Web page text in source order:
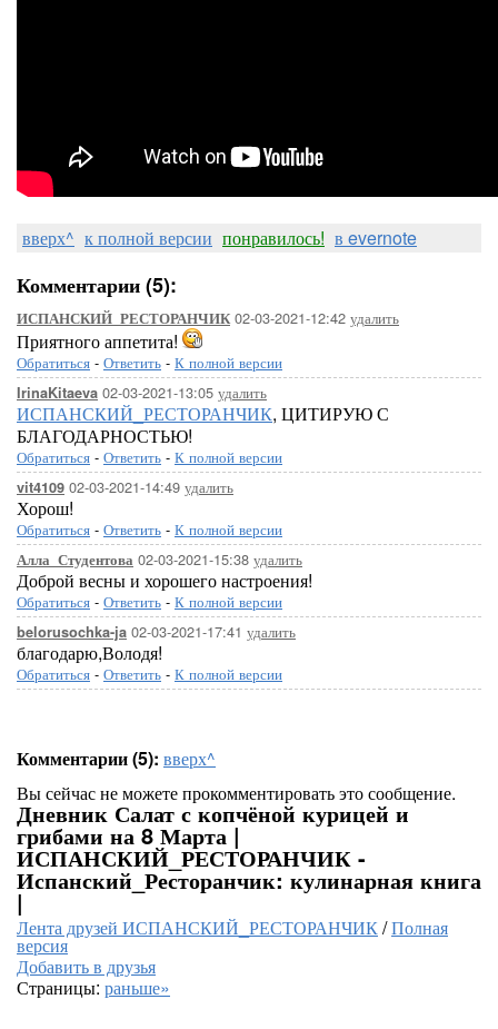
вверх^ к полной версии понравилось! в evernote
Комментарии (5):
ИСПАНСКИЙ_РЕСТОРАНЧИК02-03-2021-12:42 удалить
Приятного аппетита!
Обратиться - Ответить - К полной версии
IrinaKitaeva 02-03-2021-13:05 удалить
ИСПАНСКИЙ_РЕСТОРАНЧИК, ЦИТИРУЮ С
БЛАГОДАРНОСТЬЮ!
Обратиться - Ответить - К полной версии
vit4109 02-03-2021-14:49 удалить
Хорош!
Обратиться - Ответить - К полной версии
Алла_Студентова 02-03-2021-15:38 удалить
Доброй весны и хорошего настроения!
Обратиться - Ответить - К полной версии
belorusochka-ja 02-03-2021-17:41 удалить
благодарю,Володя!
Обратиться - Ответить - К полной версии
Комментарии (5): вверх^
Вы сейчас не можете прокомментировать это сообщение.
Дневник Салат с копчёной курицей и
грибами на 8 Марта |
ИСПАНСКИЙ_РЕСТОРАНЧИК -
Испанский_Ресторанчик: кулинарная книга
|
Лента друзей ИСПАНСКИЙ_РЕСТОРАНЧИК/Полная
версия
Добавить в друзья
Страницы: раньше»